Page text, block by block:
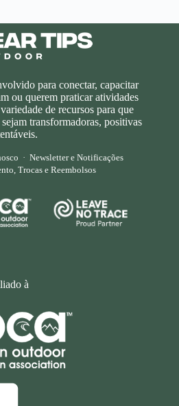
para conectar, capacitar
ou querem praticar atividades
de recursos para que
transformadoras, positivas
· Newsletter e Notificações
Trocas e Reembolsos
à